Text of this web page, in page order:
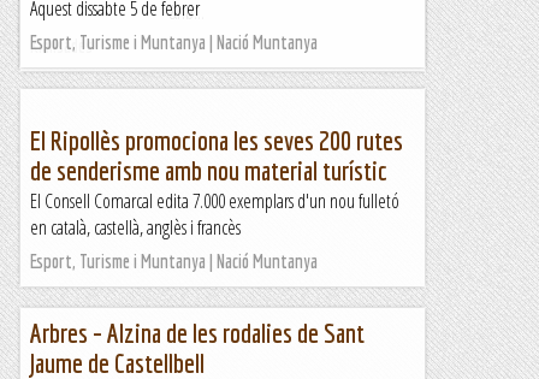
&nb...
Kimisades
Aquest dissabte 5 de febrer
Esport, Turisme i Muntanya | Nació Muntanya
El Ripollès promociona les seves 200 rutes
de senderisme amb nou material turístic
El Consell Comarcal edita 7.000 exemplars d'un nou fulletó
en català, castellà, anglès i francès
Esport, Turisme i Muntanya | Nació Muntanya
Arbres – Alzina de les rodalies de Sant
Jaume de Castellbell